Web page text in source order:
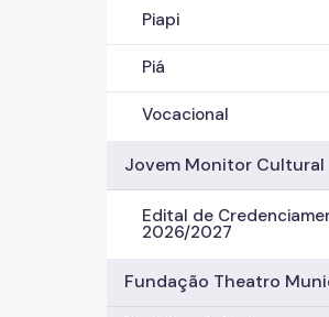
Piapi
Piá
Vocacional
Jovem Monitor Cultural
Edital de
2026/2027
Fundação Theatro